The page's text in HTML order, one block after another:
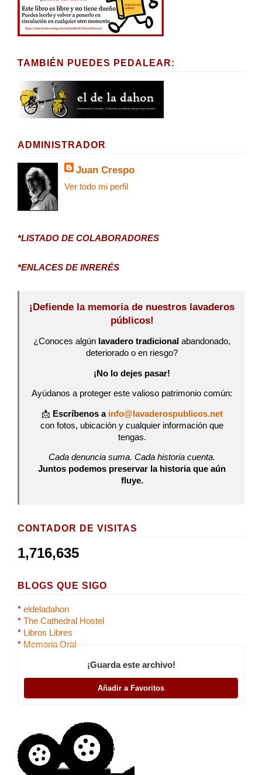
TAMBIÉN PUEDES PEDALEAR:
ADMINISTRADOR
Juan Crespo
Ver todo mi perfil
*LISTADO DE COLABORADORES
*ENLACES DE INRERÉS
¡Defiende la memoria de nuestros lavaderos
públicos!
¿Conoces algún lavadero tradicional abandonado,
deteriorado o en riesgo?
¡No lo dejes pasar!
Ayúdanos a proteger este valioso patrimonio común:
📩 Escríbenos a info@lavaderospublicos.net
con fotos, ubicación y cualquier información que
tengas.
Cada denuncia suma. Cada historia cuenta.
Juntos podemos preservar la historia que aún
fluye.
CONTADOR DE VISITAS
1,716,635
BLOGS QUE SIGO
* eldeladahon
* The Cathedral Hostel
* Libros Libres
* Memoria Oral
¡Guarda este archivo!
Añadir a Favoritos